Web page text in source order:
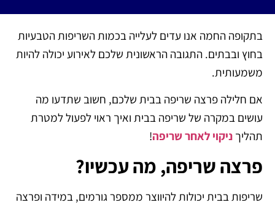
בתקופה החמה אנו עדים לעלייה בכמות השריפות הטבעיות
בחוץ ובבתים. התגובה הראשונית שלכם לאירוע יכולה להיות
משמעותית.
אם חלילה פרצה שריפה בבית שלכם, חשוב שתדעו מה
עושים במקרה של שריפה בבית ואיך ראוי לפעול למטרת
תהליך ניקוי לאחר שריפה!
פרצה שריפה, מה עכשיו?
שריפות בבית יכולות להיווצר ממספר גורמים, במידה ופרצה